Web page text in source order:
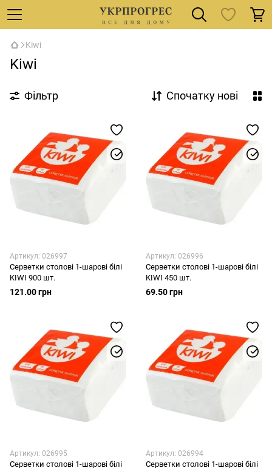
Kiwi
Kiwi
Фільтр Спочатку нові
Артикул: 026997
Серветки столові 1-шарові білі
KIWI 900 шт.
121.00 грн
Артикул: 026996
Серветки столові 1-шарові білі
KIWI 450 шт.
69.50 грн
Артикул: 026995
Серветки столові 1-шарові білі
Артикул: 026994
Серветки столові 1-шарові білі